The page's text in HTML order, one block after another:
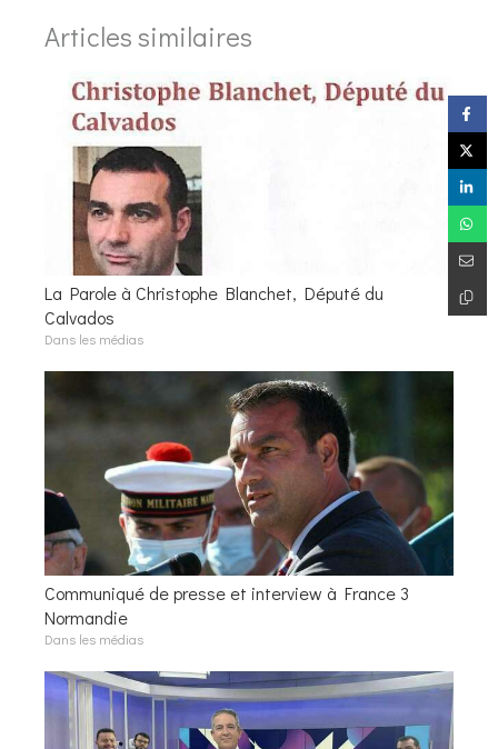
Articles similaires
La Parole à Christophe Blanchet, Député du
Calvados
Dans les médias
Communiqué de presse et interview à France 3
Normandie
Dans les médias